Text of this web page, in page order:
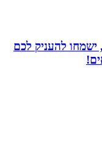
להעניק לכם